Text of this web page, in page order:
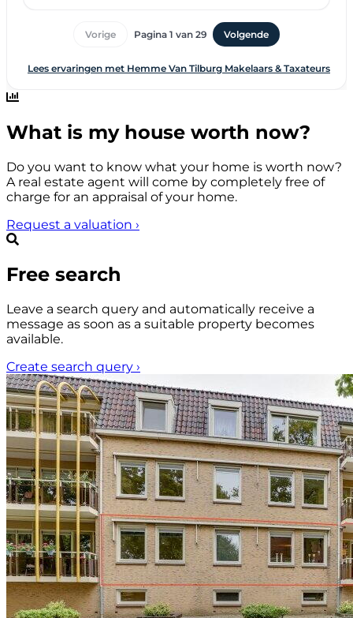
What is my house worth now?
Do you want to know what your home is worth now?
A real estate agent will come by completely free of
charge for an appraisal of your home.
Request a valuation ›
Free search
Leave a search query and automatically receive a
message as soon as a suitable property becomes
available.
Create search query ›